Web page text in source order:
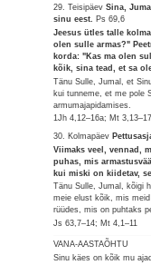
29. TeisipäevSina,
sinu eest. Ps 69,6
Jeesus ütles talle
olen sulle armas?"
korda: "Kas ma olen
kõik, sina tead, et sa
Tänu Sulle, Jumal, et
kui tunneme, et me pole
armumajapidamises.
1Jh 4,12–16a; Mt 3,13–17
30. Kolmapäev
Viimaks veel, vennad,
puhas, mis
kui miski on kiidetav,
Tänu Sulle, Jumal, kõigi
meie elust kõik, mis
rüüdes, mis on puhtaks
Js 63,7–14; Mt 4,1–11
VANA-AASTAÕHTU
Sinu käes on kõik mu